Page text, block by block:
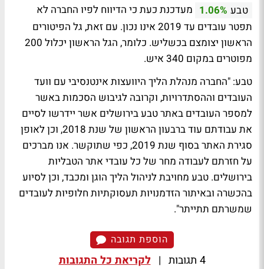
טבע 1.06% מעדכנת כעת כי הדיווח לפיו החברה לא
תפטר עובדים עד 2019 אינו נכון. עם זאת, גל הפיטורים
הראשון יצומצם בכשליש. כלומר, הגל הראשון יכלול 200
מפוטרים במקום 340 איש.
טבע: "החברה מנהלת הליך היוועצות אינטנסיבי עם וועד
העובדים וההסתדרויות, וקרובה לגיבוש הסכמות באשר
למספר העובדים באתר טבע בירושלים אשר יידרשו לסיים
את עבודתם עוד ברבעון הראשון של שנת 2018, וכן לאופן
סגירת האתר בסוף שנת 2019, כפי שתוקשר. אנו מברכים
על חזרתם לעבודה מחר של כל עובדי אתר הטבליות
בירושלים. טבע מחויבת לניהול הליך הוגן ומכבד, וכן לסיוע
בהכשרה ובאיתור הזדמנויות תעסוקתיות חלופיות לעובדים
שמשרתם תתייתר".
הוספת תגובה
4 תגובות | לקריאת כל התגובות